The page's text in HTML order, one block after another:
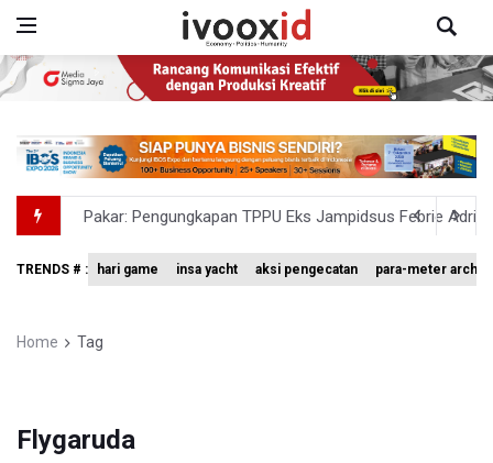
Pakar: Pengungkapan TPPU Eks Jampidsus Febrie
Tim 9 Kejagung Periksa Febrie Adransayah sebagai
BNPB Minta Pemprov Kalimantan Barat Tinjau Kembali
TRENDS # : hari game insa yacht aksi pengecatan para-meter
Home Tag
Flygaruda